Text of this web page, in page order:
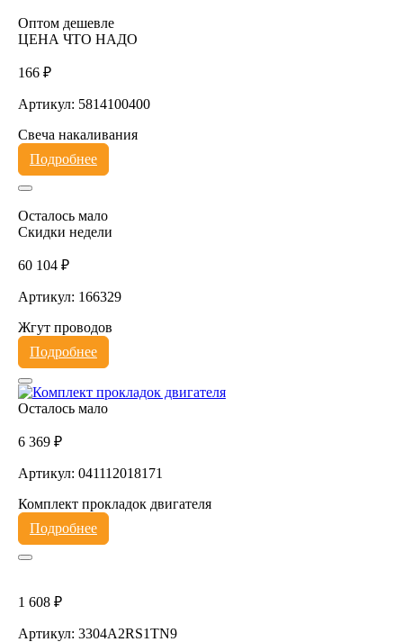
Оптом дешевле
ЦЕНА ЧТО НАДО
166 ₽
Артикул: 5814100400
Свеча накаливания
Подробнее
Осталось мало
Скидки недели
60 104 ₽
Артикул: 166329
Жгут проводов
Подробнее
Осталось мало
6 369 ₽
Артикул: 041112018171
Комплект прокладок двигателя
Подробнее
1 608 ₽
Артикул: 3304A2RS1TN9